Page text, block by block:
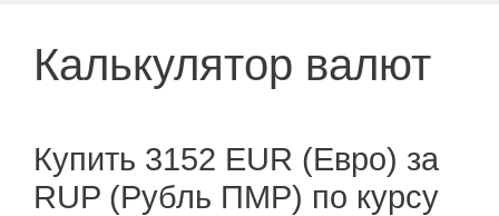
Калькулятор валют
Купить 3152 EUR (Евро) за
RUP (Рубль ПМР) по курсу